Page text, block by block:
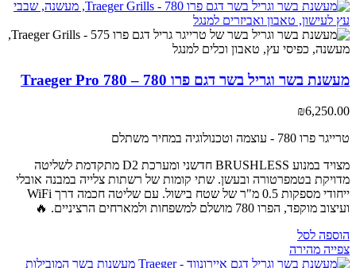
מעשנת בשר וגריל בשר דגם פרו 780 – Traeger Pro 780
₪6,250.00
טרייגר פרו 780 - עוצמה וטכנולוגיה במחיר משתלם
מצויד במנוע BRUSHLESS חדשני ומערכת D2 מתקדמת לשליטה
מדויקת בטמפרטורה ובעשן. שתי קומות של רשתות צלייה במבנה אובלי
ייחודי מספקות 0.5 מ"ר של שטח בישול. עם שליטה חכמה דרך WiFi
ועיצוב מוקפד, הפרו 780 מושלם למשפחות ולמארחים הרציניים. 🔥
הוספה לסל
צפייה מהירה